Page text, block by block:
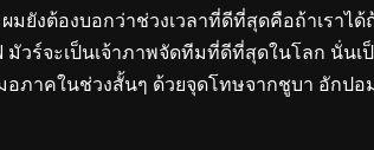
ยังต้องบอกว่าช่วงเวลาที่ดีที่สุดคือถ้าเราไ
ร์จะเป็นเจ้าภาพจัดทีมที่ดีที่สุดในโลก นั่น
าคในช่วงสั้นๆ ด้วยจุดโทษจากชูบา อักปอ